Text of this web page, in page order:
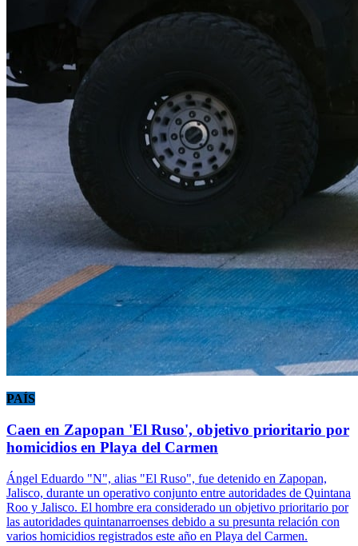
PAÍS
Caen en Zapopan 'El Ruso', objetivo prioritario por
homicidios en Playa del Carmen
Ángel Eduardo "N", alias "El Ruso", fue detenido en Zapopan,
Jalisco, durante un operativo conjunto entre autoridades de Quintana
Roo y Jalisco. El hombre era considerado un objetivo prioritario por
las autoridades quintanarroenses debido a su presunta relación con
varios homicidios registrados este año en Playa del Carmen.